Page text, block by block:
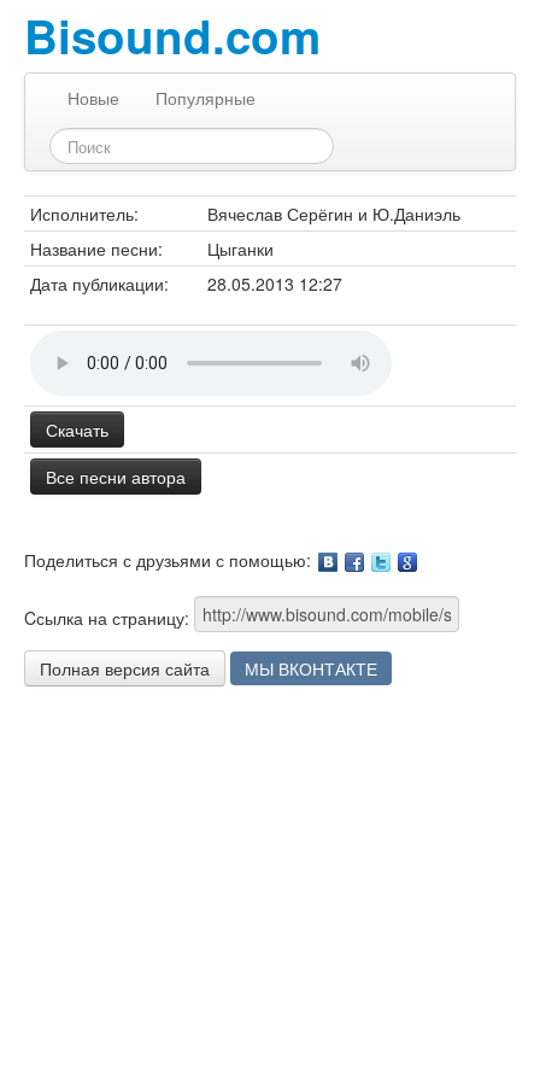
Bisound.com
Новые Популярные
Исполнитель:
Вячеслав Серёгин и Ю.Даниэль
Название песни:
Цыганки
Дата публикации:
28.05.2013 12:27
Скачать
Все песни автора
Поделиться с друзьями с помощью:
Cсылка на страницу:
Полная версия сайта МЫ ВКОНТАКТЕ